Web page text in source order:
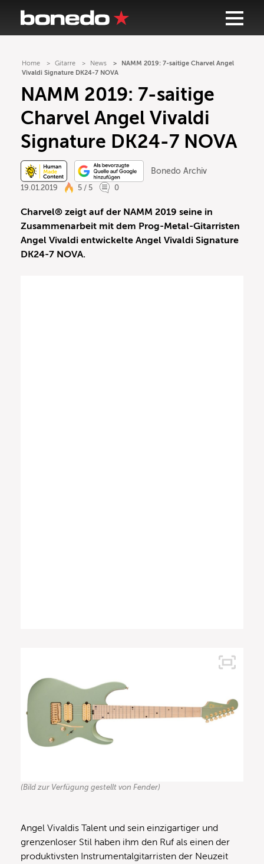
Home Gitarre News
NAMM 2019: 7-saitige Charvel Angel
Vivaldi Signature DK24-7 NOVA
NAMM 2019: 7-saitige
Charvel Angel Vivaldi
Signature DK24-7 NOVA
Bonedo Archiv
19.01.2019
5 / 5 0
Charvel® zeigt auf der NAMM 2019 seine in
Zusammenarbeit mit dem Prog-Metal-Gitarristen
Angel Vivaldi entwickelte Angel Vivaldi Signature
DK24-7 NOVA.
(Bild zur Verfügung gestellt von Fender)
Angel Vivaldis Talent und sein einzigartiger und
grenzenloser Stil haben ihm den Ruf als einen der
produktivsten Instrumentalgitarristen der Neuzeit